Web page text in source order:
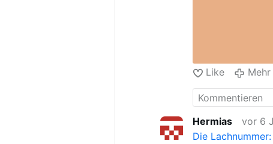
Like Mehr
Hermias
vor 6
Die